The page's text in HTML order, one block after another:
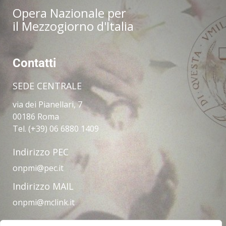
Opera Nazionale per
il Mezzogiorno d'Italia
Contatti
SEDE CENTRALE
via dei Pianellari, 7
00186 Roma
Tel. (+39) 06 6880 1409
Indirizzo PEC
onpmi@pec.it
Indirizzo MAIL
onpmi@mclink.it